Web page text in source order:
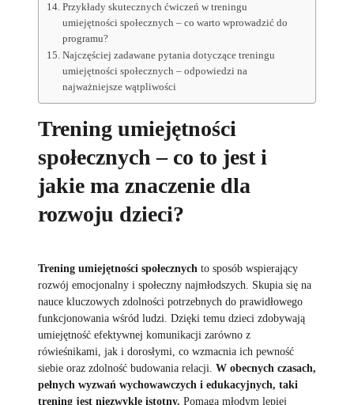
Przykłady skutecznych ćwiczeń w treningu
umiejętności społecznych – co warto wprowadzić do
programu?
Najczęściej zadawane pytania dotyczące treningu
umiejętności społecznych – odpowiedzi na
najważniejsze wątpliwości
Trening umiejętności
społecznych – co to jest i
jakie ma znaczenie dla
rozwoju dzieci?
Trening umiejętności społecznych to sposób wspierający
rozwój emocjonalny i społeczny najmłodszych. Skupia się na
nauce kluczowych zdolności potrzebnych do prawidłowego
funkcjonowania wśród ludzi. Dzięki temu dzieci zdobywają
umiejętność efektywnej komunikacji zarówno z
rówieśnikami, jak i dorosłymi, co wzmacnia ich pewność
siebie oraz zdolność budowania relacji. W obecnych czasach,
pełnych wyzwań wychowawczych i edukacyjnych, taki
trening jest niezwykle istotny. Pomaga młodym lepiej